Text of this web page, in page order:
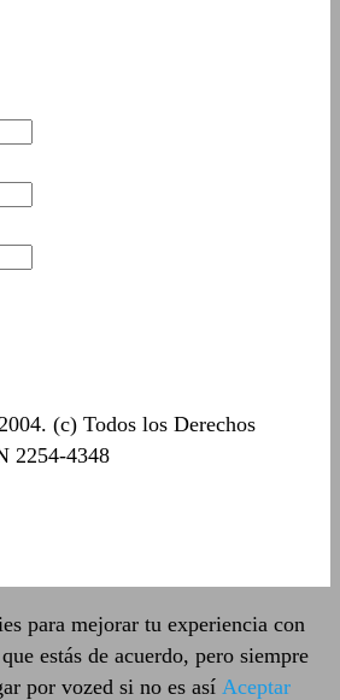
(c) Todos los Derechos
2254-4348
para mejorar tu experiencia con
estás de acuerdo, pero siempre
por vozed si no es así Aceptar